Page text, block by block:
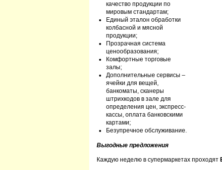
качество продукции по
мировым стандартам;
Единый эталон обработки
колбасной и мясной
продукции;
Прозрачная система
ценообразования;
Комфортные торговые
залы;
Дополнительные сервисы –
ячейки для вещей,
банкоматы, сканеры
штрихкодов в зале для
определения цен, экспресс-
кассы, оплата банковскими
картами;
Безупречное обслуживание.
Выгодные предложения
Каждую неделю в супермаркетах проходят